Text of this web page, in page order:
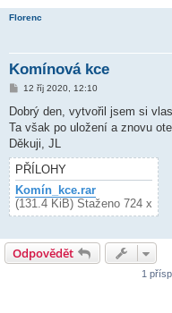
Florenc
Komínová kce
P
í
p
ě
k
12 říj 2020, 12:10
Dobrý den, vytvořil jsem si
Ta však po uložení a znovu
Děkuji, JL
PŘÍLOHY
Komín_kce.rar
(131.4 KiB) Staženo 724 x
Odpovědět
1